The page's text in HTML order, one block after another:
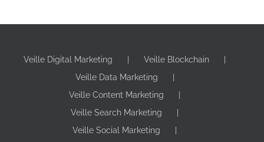
Veille Digital Marketing
Veille Blockchain
Veille Data Marketing
Veille Content Marketing
Veille Search Marketing
Veille Social Marketing